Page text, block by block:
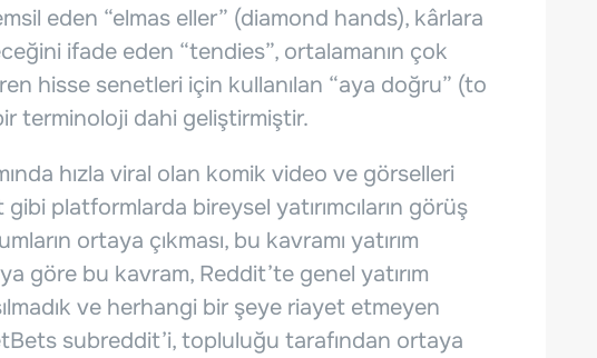
eden “elmas eller” (diamond hands), kârlara
ifade eden “tendies”, ortalamanın çok
hisse senetleri için kullanılan “aya doğru” (to
terminoloji dahi geliştirmiştir.
hızla viral olan komik video ve görselleri
platformlarda bireysel yatırımcıların görüş
ortaya çıkması, bu kavramı yatırım
göre bu kavram, Reddit’te genel yatırım
ve herhangi bir şeye riayet etmeyen
subreddit’i, topluluğu tarafından ortaya